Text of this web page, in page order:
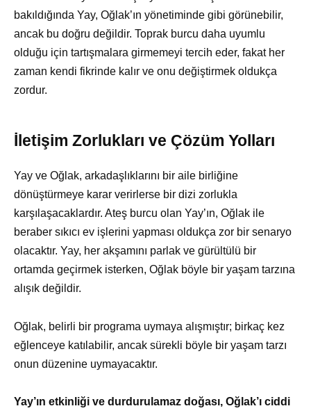
bakıldığında Yay, Oğlak’ın yönetiminde gibi görünebilir,
ancak bu doğru değildir. Toprak burcu daha uyumlu
olduğu için tartışmalara girmemeyi tercih eder, fakat her
zaman kendi fikrinde kalır ve onu değiştirmek oldukça
zordur.
İletişim Zorlukları ve Çözüm Yolları
Yay ve Oğlak, arkadaşlıklarını bir aile birliğine
dönüştürmeye karar verirlerse bir dizi zorlukla
karşılaşacaklardır. Ateş burcu olan Yay’ın, Oğlak ile
beraber sıkıcı ev işlerini yapması oldukça zor bir senaryo
olacaktır. Yay, her akşamını parlak ve gürültülü bir
ortamda geçirmek isterken, Oğlak böyle bir yaşam tarzına
alışık değildir.
Oğlak, belirli bir programa uymaya alışmıştır; birkaç kez
eğlenceye katılabilir, ancak sürekli böyle bir yaşam tarzı
onun düzenine uymayacaktır.
Yay’ın etkinliği ve durdurulamaz doğası, Oğlak’ı ciddi